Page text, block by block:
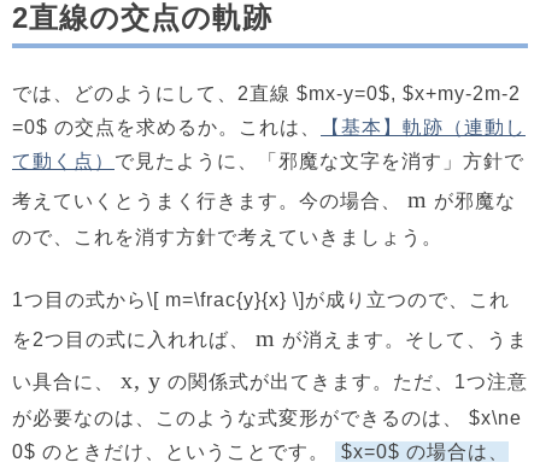
2直線の交点の軌跡
では、どのようにして、2直線 $mx-y=0$, $x+my-2m-2
=0$ の交点を求めるか。これは、
【基本】軌跡（連動し
て動く点） で見たように、「邪魔な文字を消す」方針で
考えていくとうまく行きます。今の場合、 m が邪魔な
ので、これを消す方針で考えていきましょう。
1つ目の式から\[ m=\frac{y}{x} \]が成り立つので、これ
を2つ目の式に入れれば、 m が消えます。そして、うま
い具合に、 x, y の関係式が出てきます。ただ、1つ注意
が必要なのは、このような式変形ができるのは、 $x\ne
0$ のときだけ、ということです。
$x=0$ の場合は、